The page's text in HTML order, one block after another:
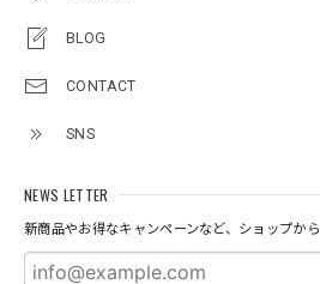
BLOG
CONTACT
SNS
NEWS LETTER
新商品やお得なキャンペーンなど、ショップか